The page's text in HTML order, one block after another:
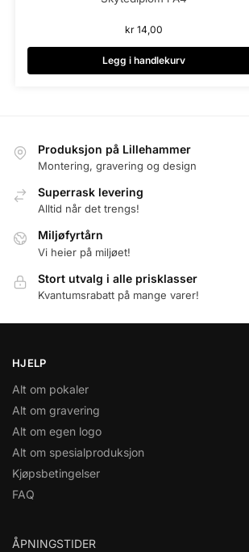
kr 14,00
Legg i handlekurv
Produksjon på Lillehammer
Montering, gravering og design
Superrask levering
Alltid når det trengs!
Miljøfyrtårn
Vi heier på miljøet!
Stort utvalg i alle prisklasser
Kvantumsrabatt på mange varer!
HJELP
Alt om pokaler
Alt om gravering
Alt om egen logo
Alt om spesialproduksjon
Kjøpsbetingelser
FAQ
ÅPNINGSTIDER